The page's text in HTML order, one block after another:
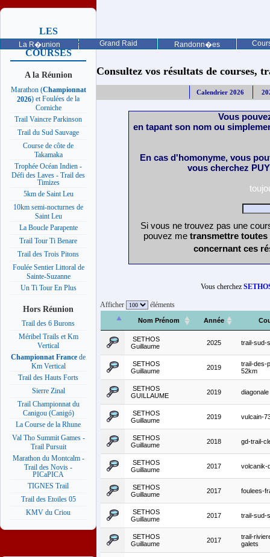
La R�union Grand Raid Randonn�es
LES
PROCHAINES
COURSES
A la Réunion
Marathon (Championnat
2026) et Foulées de la
Corniche
Trail Vaincre Parkinson
Trail du Sud Sauvage
Course de côte de
Takamaka
Trophée Océan Indien -
Défi des Laves - Trail des
Timizes
5km de Saint Leu
10km semi-nocturnes de
Saint Leu
La Boucle Parapente
Trail Tour Ti Benare
Trail des Trois Pitons
Foulée Sentier Littoral de
Sainte-Suzanne
Un Ti Tour En Plus
Hors Réunion
Trail des 6 Burons
Méribel Trails et Km
Vertical
Championnat France de
Km Vertical
Trail des Hauts Forts
Sierre Zinal
Trail Championnat du
Canigou (Canigó)
La Course de la Rhune
Val Tho Summit Games -
Trail Pursuit
Marathon du Montcalm -
Trail des Novis -
PICaPICA
TIGNES Trail
Trail des Etoiles 05
KMV du Criou
Consultez vos résultats de courses,
Calendrier 2026
Vous
en tapant son nom ou
En cas d'homonyme, vous
vous cherchez
Si vous ne trouvez pas une
pouvez me transmettre
concernant ces
Vous cherchez
Afficher éléments
Nom Prénom Année
SETHOS
Guillaume
2025 trail-sud-
SETHOS
Guillaume
2019
trail-des-
52km
SETHOS
GUILLAUME
2019 diagonale
SETHOS
Guillaume
2019 vulcain-
SETHOS
Guillaume
2018 gd-trail-
SETHOS
Guillaume
2017 volcanik-
SETHOS
Guillaume
2017 foulees-
SETHOS
Guillaume
2017 trail-sud-
SETHOS
Guillaume
2017
trail-
galets